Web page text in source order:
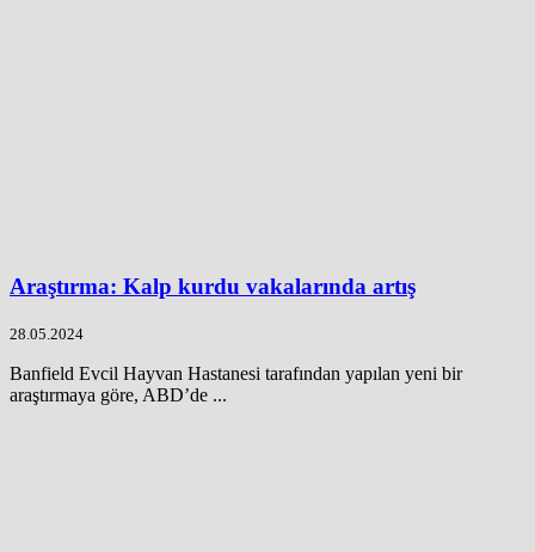
Araştırma: Kalp kurdu vakalarında artış
28.05.2024
Banfield Evcil Hayvan Hastanesi tarafından yapılan yeni bir
araştırmaya göre, ABD’de ...